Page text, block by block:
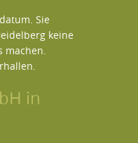
Sie
keine
machen.
in